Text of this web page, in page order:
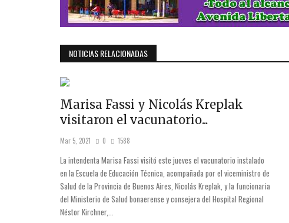
NOTICIAS RELACIONADAS
Marisa Fassi y Nicolás Kreplak
visitaron el vacunatorio...
Mar 5, 2021 0 1588
La intendenta Marisa Fassi visitó este jueves el vacunatorio instalado
en la Escuela de Educación Técnica, acompañada por el viceministro de
Salud de la Provincia de Buenos Aires, Nicolás Kreplak, y la funcionaria
del Ministerio de Salud bonaerense y consejera del Hospital Regional
Néstor Kirchner,...